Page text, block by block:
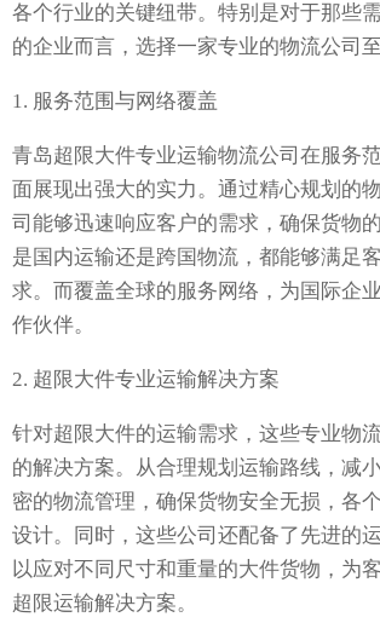
各个行业的关键纽带。特别是对于那些
的企业而言，选择一家专业的物流公司至
1. 服务范围与网络覆盖
青岛超限大件专业运输物流公司在服务
面展现出强大的实力。通过精心规划的
司能够迅速响应客户的需求，确保货物
是国内运输还是跨国物流，都能够满足
求。而覆盖全球的服务网络，为国际企
作伙伴。
2. 超限大件专业运输解决方案
针对超限大件的运输需求，这些专业物
的解决方案。从合理规划运输路线，减
密的物流管理，确保货物安全无损，各
设计。同时，这些公司还配备了先进的
以应对不同尺寸和重量的大件货物，为
超限运输解决方案。